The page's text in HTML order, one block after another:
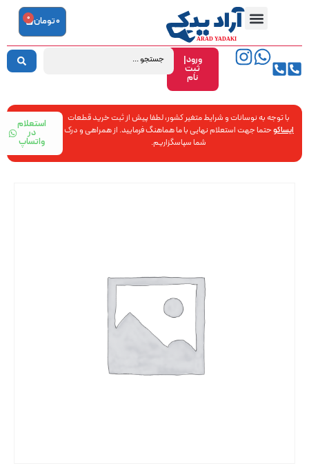
ورود|
ثبت
نام
0تومان 0
با توجه به نوسانات و شرایط متغیر کشور، لطفا پیش از ثبت خرید قطعات
ایساکوحتما جهت استعلام نهایی با ما هماهنگ فرمایید. از همراهی و درک
شما سپاسگزاریم.
استعلام
در
واتساپ